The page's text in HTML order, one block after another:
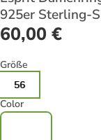
925er Sterling-
60,00 €
Größe
56
Color